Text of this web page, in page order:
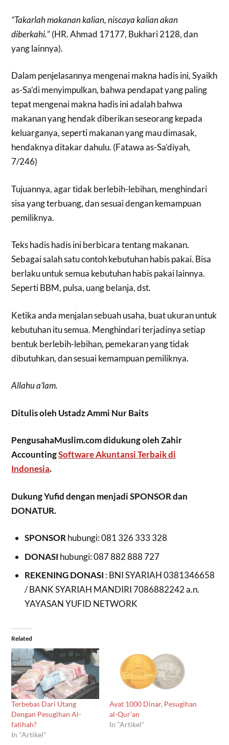
“Takarlah makanan kalian, niscaya kalian akan
diberkahi.” (HR. Ahmad 17177, Bukhari 2128, dan
yang lainnya).
Dalam penjelasannya mengenai makna hadis ini, Syaikh
as-Sa’di menyimpulkan, bahwa pendapat yang paling
tepat mengenai makna hadis ini adalah bahwa
makanan yang hendak diberikan seseorang kepada
keluarganya, seperti makanan yang mau dimasak,
hendaknya ditakar dahulu. (Fatawa as-Sa’diyah,
7/246)
Tujuannya, agar tidak berlebih-lebihan, menghindari
sisa yang terbuang, dan sesuai dengan kemampuan
pemiliknya.
Teks hadis hadis ini berbicara tentang makanan.
Sebagai salah satu contoh kebutuhan habis pakai. Bisa
berlaku untuk semua kebutuhan habis pakai lainnya.
Seperti BBM, pulsa, uang belanja, dst.
Ketika anda menjalan sebuah usaha, buat ukuran untuk
kebutuhan itu semua. Menghindari terjadinya setiap
bentuk berlebih-lebihan, pemekaran yang tidak
dibutuhkan, dan sesuai kemampuan pemiliknya.
Allahu a’lam.
Ditulis oleh Ustadz Ammi Nur Baits
PengusahaMuslim.com didukung oleh Zahir
AccountingSoftware Akuntansi Terbaik di
Indonesia.
Dukung Yufid dengan menjadi SPONSOR dan
DONATUR.
SPONSORhubungi: 081 326 333 328
DONASI hubungi: 087 882 888 727
REKENING DONASI : BNI SYARIAH 0381346658
/ BANK SYARIAH MANDIRI 7086882242 a.n.
YAYASAN YUFID NETWORK
Related
Terbebas Dari Utang
Dengan Pesugihan Al-
fatihah?
In "Artikel"
Ayat 1000 Dinar, Pesugihan
al-Qur’an
In "Artikel"